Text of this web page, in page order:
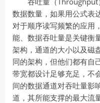
数据数量，如果用公式表
对于顺序读写频繁的应用
能、数据吞吐量是关键衡
架构，通道的大小以及磁
同的架构，但他们都有自
带宽都设计足够充足，不
间的数据通道对吞吐量影
道，其所能支撑的最大流